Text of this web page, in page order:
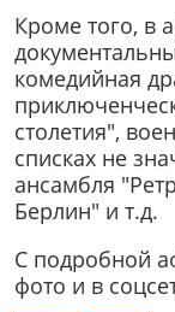
Кроме того, в
комедийная
столетия",
списках не
ансамбля
Берлин" и т.д.
С подробной
фото и в